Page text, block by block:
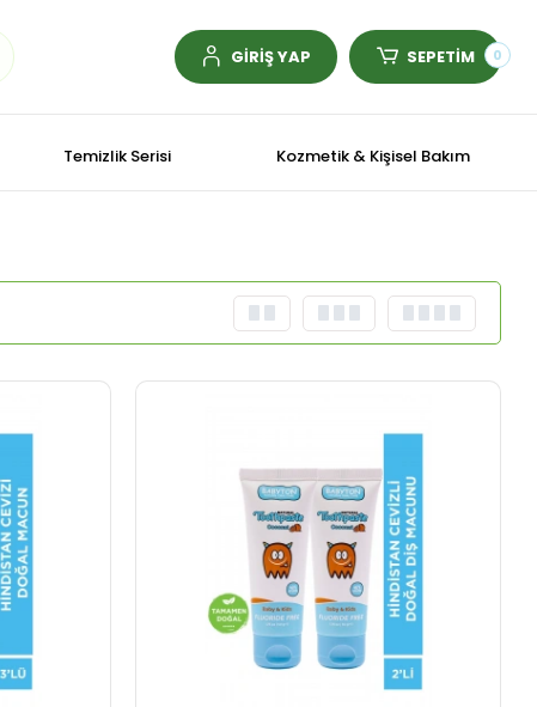
GİRİŞ YAP 0
SEPETİM
Temizlik Serisi Kozmetik & Kişisel Bakım